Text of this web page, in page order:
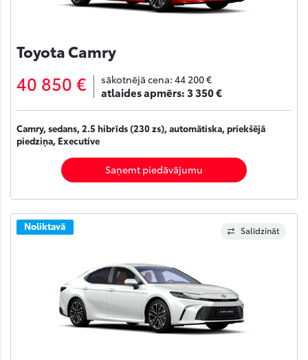
Toyota Camry
40 850 € sākotnējā cena: 44 200 €
atlaides apmērs:3 350 €
Camry, sedans, 2.5 hibrīds (230 zs), automātiska, priekšējā
piedziņa, Executive
Saņemt piedāvājumu
Salīdzināt
Noliktavā